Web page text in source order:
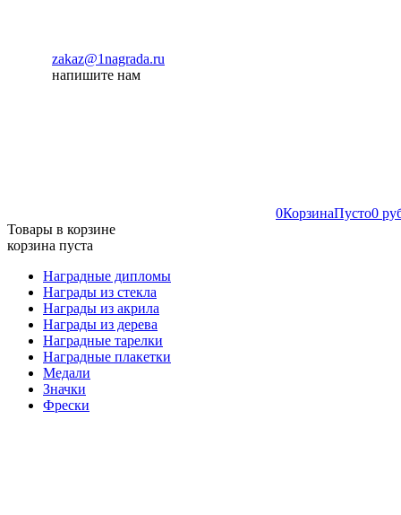
zakaz@1nagrada.ru
напишите нам
0КорзинаПусто0
Товары в корзине
корзина пуста
Наградные дипломы
Награды из стекла
Награды из акрила
Награды из дерева
Наградные тарелки
Наградные плакетки
Медали
Значки
Фрески